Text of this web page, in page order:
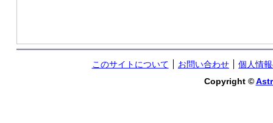
このサイトについて お問い合わせ
個人情
Copyright ©